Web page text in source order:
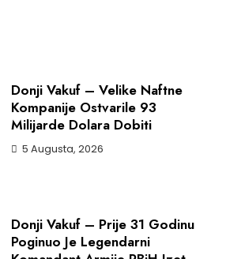
Donji Vakuf – Velike Naftne
Kompanije Ostvarile 93
Milijarde Dolara Dobiti
5 Augusta, 2026
Donji Vakuf – Prije 31 Godinu
Poginuo Je Legendarni